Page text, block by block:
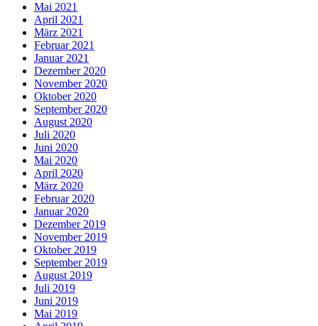
Mai 2021
April 2021
März 2021
Februar 2021
Januar 2021
Dezember 2020
November 2020
Oktober 2020
September 2020
August 2020
Juli 2020
Juni 2020
Mai 2020
April 2020
März 2020
Februar 2020
Januar 2020
Dezember 2019
November 2019
Oktober 2019
September 2019
August 2019
Juli 2019
Juni 2019
Mai 2019